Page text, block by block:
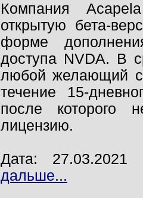
Компания
открытую бета-
форме
доступа NVDA. В
любой желающий
течение 15-
после которого
лицензию.
Дата:
дальше...